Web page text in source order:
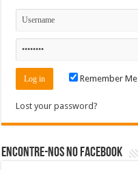
Remember Me
Lost your password?
Encontre-nos no Facebook